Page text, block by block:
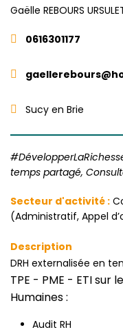
Gaëlle REBOURS
0616301177
Sucy en Brie
temps partagé,
Secteur d'activité :
(Administratif, Appel
Description
DRH externalisée en
TPE - PME - ETI sur
Humaines :
Audit RH